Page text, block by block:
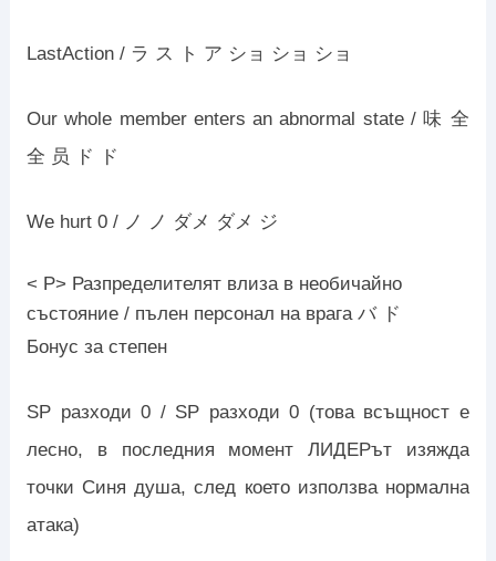
LastAction / ラ ス ト ア ショ ショ ショ
Our whole member enters an abnormal state / 味 全
全 员 ド ド
We hurt 0 / ノ ノ ダメ ダメ ジ
< P> Разпределителят влиза в необичайно
състояние / пълен персонал на врага バ ド
Бонус за степен
SP разходи 0 / SP разходи 0 (това всъщност е
лесно, в последния момент ЛИДЕРът изяжда
точки Синя душа, след което използва нормална
атака)